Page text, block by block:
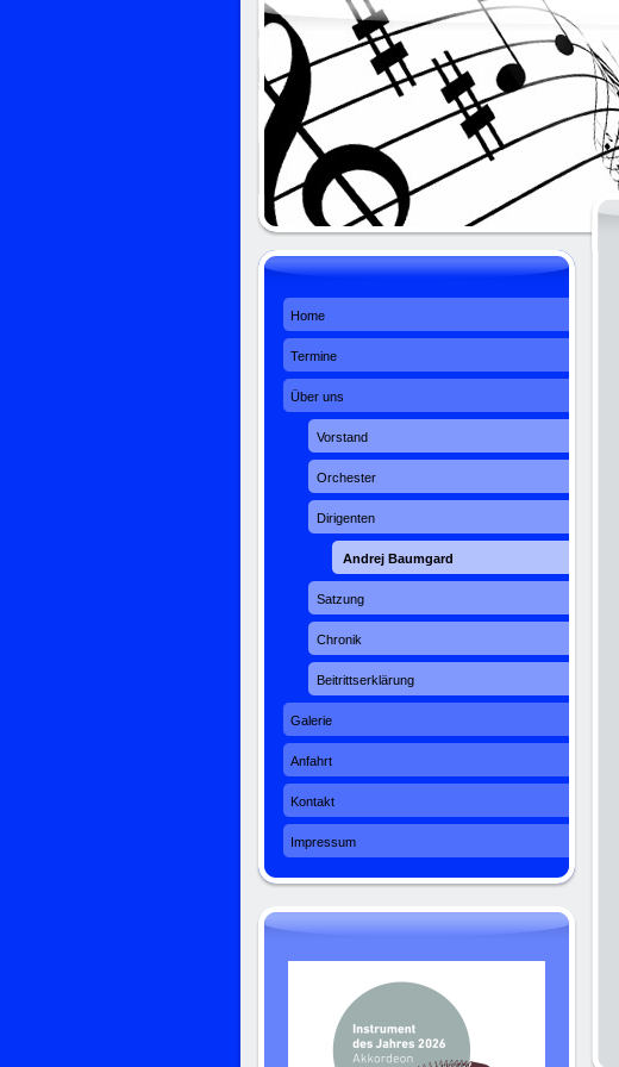
Home
Termine
Über uns
Vorstand
Orchester
Dirigenten
Andrej Baumgard
Satzung
Chronik
Beitrittserklärung
Galerie
Anfahrt
Kontakt
Impressum